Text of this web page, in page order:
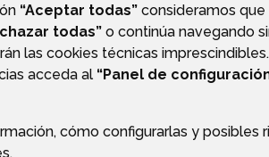
“Aceptar todas” consideramos
todas” o continúa navegando
las cookies técnicas
acceda al “Panel de
cómo configurarlas y posibles
.
VALIDACIÓN DE DOCUMENTOS
DE DATOS